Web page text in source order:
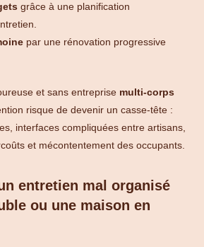
grâce à une planification
par une rénovation progressive
et sans entreprise multi-corps
risque de devenir un casse-tête :
interfaces compliquées entre artisans,
et mécontentement des occupants.
entretien mal organisé
ou une maison en